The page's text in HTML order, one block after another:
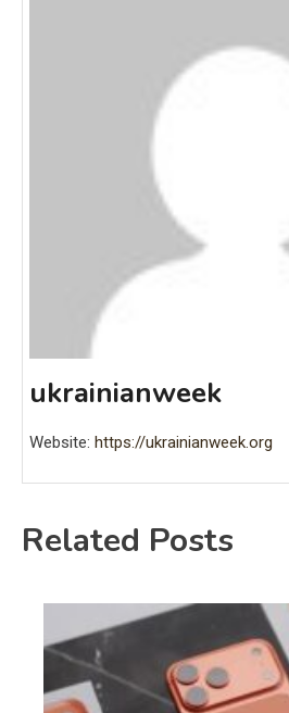
ukrainianweek
Website: https://ukrainianweek.org
Related Posts